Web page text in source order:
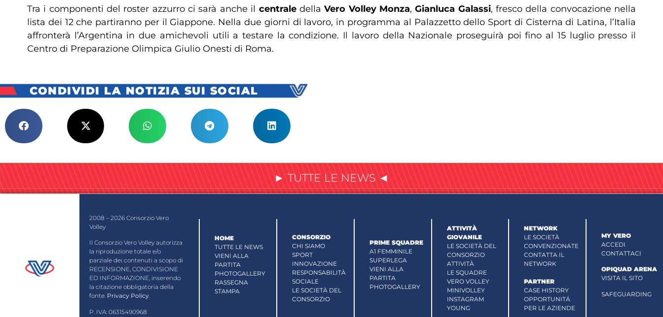
Tra i componenti del roster azzurro ci sarà anche il centraledellaVero Volley Monza,Gianluca Galassi, fresco della convocazione nella
lista dei 12 che partiranno per il Giappone. Nella due giorni di lavoro, in programma al Palazzetto dello Sport di Cisterna di Latina, l’Italia
affronterà l’Argentina in due amichevoli utili a testare la condizione. Il lavoro della Nazionale proseguirà poi fino al 15 luglio presso il
Centro di Preparazione Olimpica Giulio Onesti di Roma.
CONDIVIDI LA NOTIZIA SUI SOCIAL
► TUTTE LE NEWS ◄
2008 – 2026 Consorzio Vero
Volley
Il Consorzio Vero Volley autorizza
la riproduzione totale e/o
parziale dei contenuti a scopo di
RECENSIONE, CONDIVISIONE
ED INFORMAZIONE, inserendo
la citazione obbligatoria della
fonte. Privacy Policy.
P. IVA: 06315490968
HOME
TUTTE LE NEWS
VIENI ALLA
PARTITA
PHOTOGALLERY
RASSEGNA
STAMPA
CONSORZIO
CHI SIAMO
SPORT
INNOVAZIONE
RESPONSABILITÀ
SOCIALE
LE SOCIETÀ DEL
CONSORZIO
PRIME SQUADRE
A1 FEMMINILE
SUPERLEGA
VIENI ALLA
PARTITA
PHOTOGALLERY
ATTIVITÀ
GIOVANILE
LE SOCIETÀ DEL
CONSORZIO
ATTIVITÀ
LE SQUADRE
VERO VOLLEY
MINIVOLLEY
INSTAGRAM
YOUNG
NETWORK
LE SOCIETÀ
CONVENZIONATE
CONTATTA IL
NETWORK
PARTNER
CASE HISTORY
OPPORTUNITÁ
PER LE AZIENDE
MY VERO
ACCEDI
CONTATTACI
OPIQUAD ARENA
VISITA IL SITO
SAFEGUARDING